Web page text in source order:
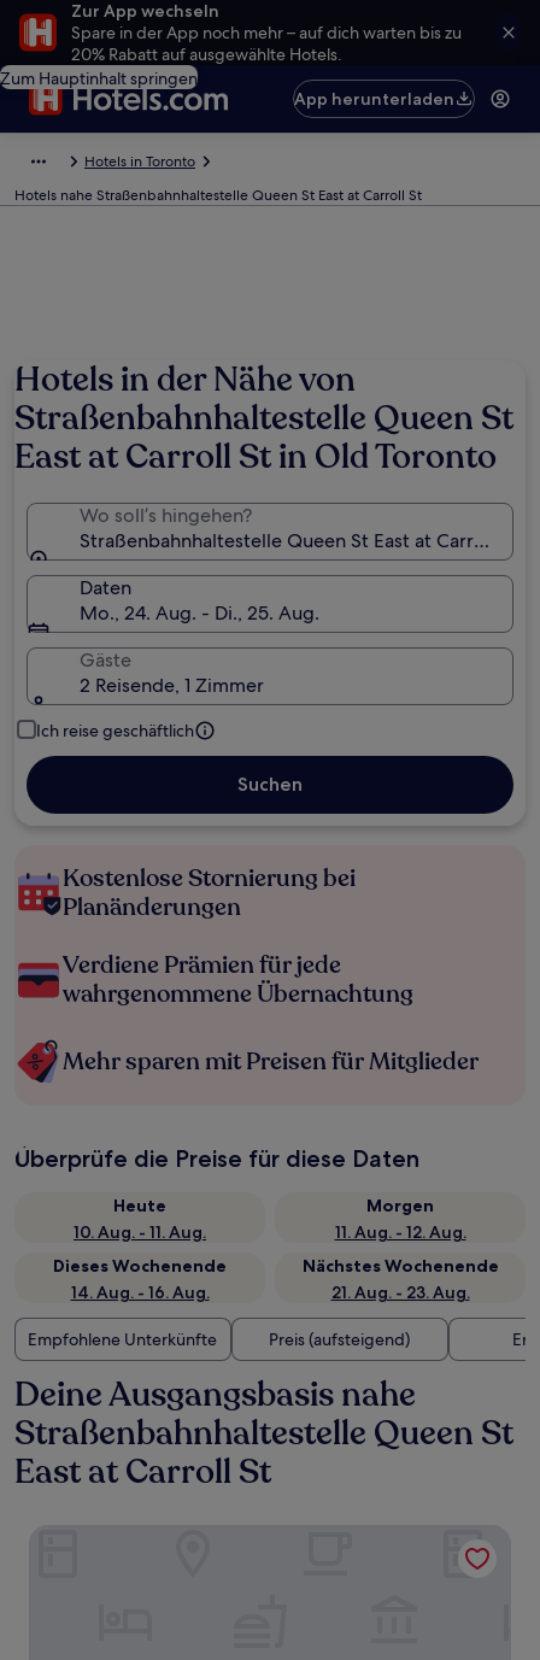
Zur App wechseln
Spare in der App noch mehr – auf dich warten bis zu
20% Rabatt auf ausgewählte Hotels.
Zum Hauptinhalt springen
App herunterladen
Hotels in Toronto
Hotels nahe Straßenbahnhaltestelle Queen St East at Carroll St
Hotels in der Nähe von
Straßenbahnhaltestelle Queen St
East at Carroll St in Old Toronto
Wo soll’s hingehen?
Straßenbahnhaltestelle Queen St East at Carroll St,
Daten
Mo., 24. Aug. - Di., 25. Aug.
Gäste
2 Reisende, 1 Zimmer
Ich reise geschäftlich
Suchen
Kostenlose Stornierung bei
Planänderungen
Verdiene Prämien für jede
wahrgenommene Übernachtung
Mehr sparen mit Preisen für Mitglieder
Überprüfe die Preise für diese Daten
Heute
10. Aug. - 11. Aug.
Morgen
11. Aug. - 12. Aug.
Dieses Wochenende
14. Aug. - 16. Aug.
Nächstes Wochenende
21. Aug. - 23. Aug.
Empfohlene Unterkünfte Preis (aufsteigend)
Deine Ausgangsbasis nahe
Straßenbahnhaltestelle Queen St
East at Carroll St